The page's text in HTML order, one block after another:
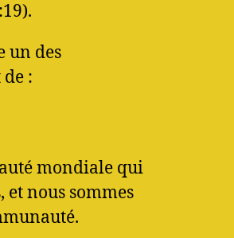
un des
:
mondiale qui
nous sommes